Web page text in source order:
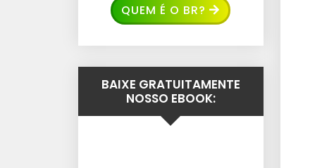
QUEM É O BR?
BAIXE GRATUITAMENTE
NOSSO EBOOK: